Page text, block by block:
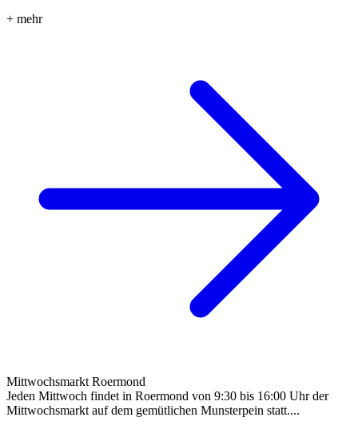
+ mehr
Mittwochsmarkt Roermond
Jeden Mittwoch findet in Roermond von 9:30 bis 16:00 Uhr der
Mittwochsmarkt auf dem gemütlichen Munsterpein statt....